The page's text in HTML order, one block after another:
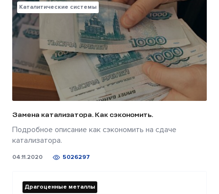
Каталитические системы
Замена катализатора. Как сэкономить.
Подробное описание как сэкономить на сдаче
катализатора.
04.11.2020 5026297
Драгоценные металлы